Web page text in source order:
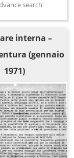
search
interna –
(gennaio
1971)